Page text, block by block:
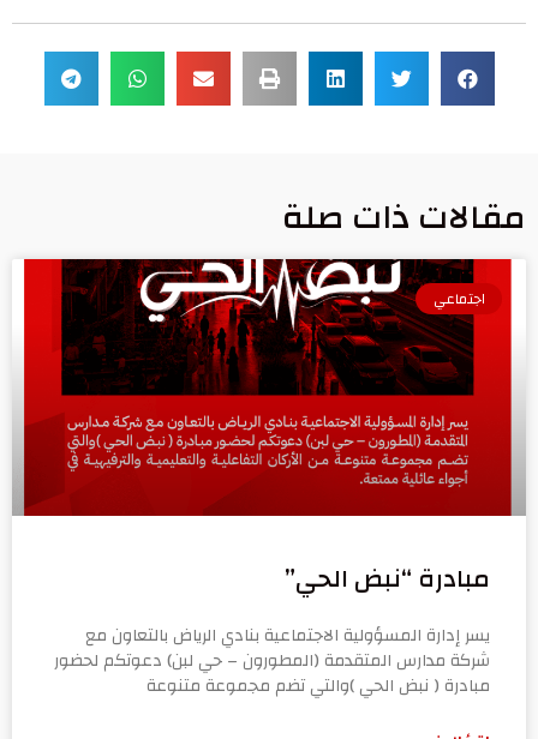
مقالات ذات صلة
اجتماعي
مبادرة “نبض الحي”
يسر إدارة المسؤولية الاجتماعية بنادي الرياض بالتعاون مع
شركة مدارس المتقدمة (المطورون – حي لبن) دعوتكم لحضور
مبادرة ( نبض الحي )والتي تضم مجموعة متنوعة